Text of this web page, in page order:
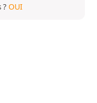
?OUI